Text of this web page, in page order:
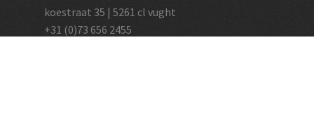
koestraat 35 | 5261 cl vught
+31 (0)73 656 2455